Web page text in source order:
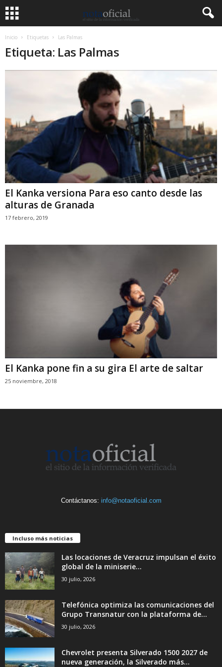
Inicio Etiquetas Las Palmas
Etiqueta: Las Palmas
El Kanka versiona Para eso canto desde las
alturas de Granada
17 febrero, 2019
El Kanka pone fin a su gira El arte de saltar
25 noviembre, 2018
Contáctanos: info@notaoficial.com
Incluso más noticias
Las locaciones de Veracruz impulsan el éxito
global de la miniserie...
30 julio, 2026
Telefónica optimiza las comunicaciones del
Grupo Transnatur con la plataforma de...
30 julio, 2026
Chevrolet presenta Silverado 1500 2027 de
nueva generación, la Silverado más...